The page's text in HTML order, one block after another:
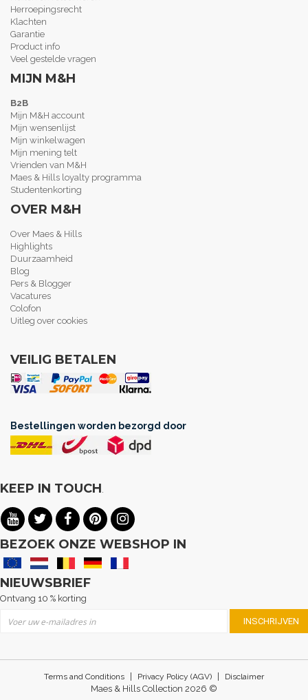
Herroepingsrecht
Klachten
Garantie
Product info
Veel gestelde vragen
MIJN M&H
B2B
Mijn M&H account
Mijn wensenlijst
Mijn winkelwagen
Mijn mening telt
Vrienden van M&H
Maes & Hills loyalty programma
Studentenkorting
OVER M&H
Over Maes & Hills
Highlights
Duurzaamheid
Blog
Pers & Blogger
Vacatures
Colofon
Uitleg over cookies
VEILIG BETALEN
Bestellingen worden bezorgd door
KEEP IN TOUCH.
BEZOEK ONZE WEBSHOP IN
NIEUWSBRIEF
Ontvang 10 % korting
INSCHRIJVEN
Terms and Conditions Privacy Policy (AGV) Disclaimer
Maes & Hills Collection 2026 ©